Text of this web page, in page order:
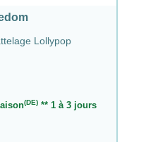
Lollypop
(DE) ** 1 à 3 jours